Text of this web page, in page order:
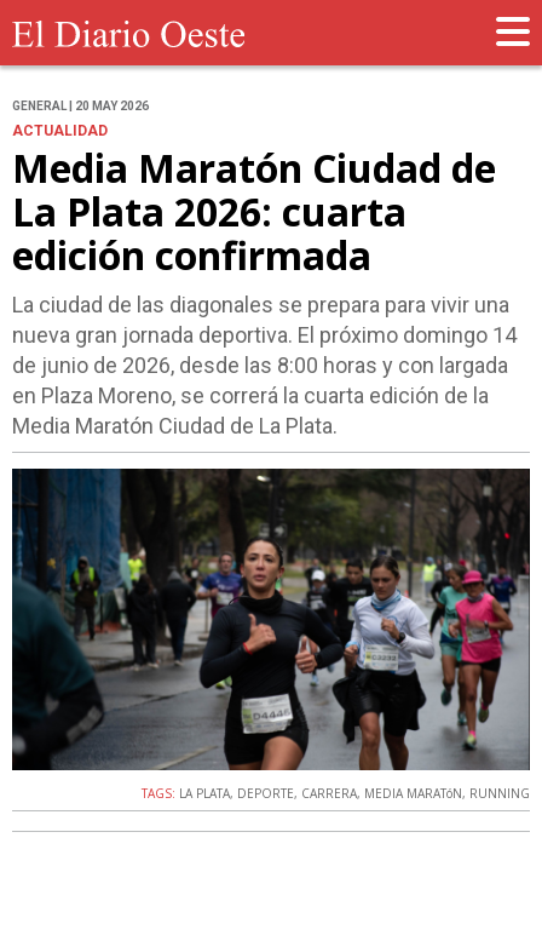
GENERAL | 20 MAY 2026
ACTUALIDAD
Media Maratón Ciudad de
La Plata 2026: cuarta
edición confirmada
La ciudad de las diagonales se prepara para vivir una
nueva gran jornada deportiva. El próximo domingo 14
de junio de 2026, desde las 8:00 horas y con largada
en Plaza Moreno, se correrá la cuarta edición de la
Media Maratón Ciudad de La Plata.
TAGS: LA PLATA, DEPORTE, CARRERA, MEDIA MARATóN, RUNNING